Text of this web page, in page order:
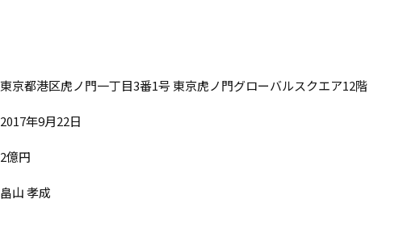
東京都港区虎ノ門一丁目3番1号 東京虎ノ門グローバルスクエア12階
2017年9月22日
2億円
畠山 孝成